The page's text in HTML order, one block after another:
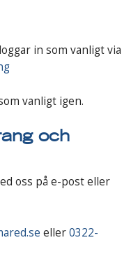
in som vanligt via
vanligt igen.
och
oss på e-post eller
eller0322-